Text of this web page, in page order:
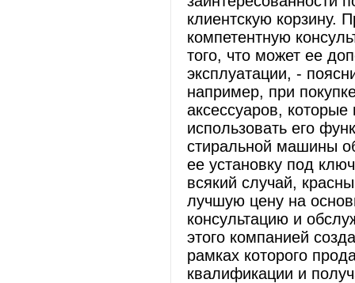
клиентскую корзину.
компетентную
того, что может ее
эксплуатации, -
например, при
аксессуаров,
использовать его
стиральной машины
ее установку под
всякий случай,
лучшую цену на
консультацию и
этого компанией
рамках которого
квалификации и